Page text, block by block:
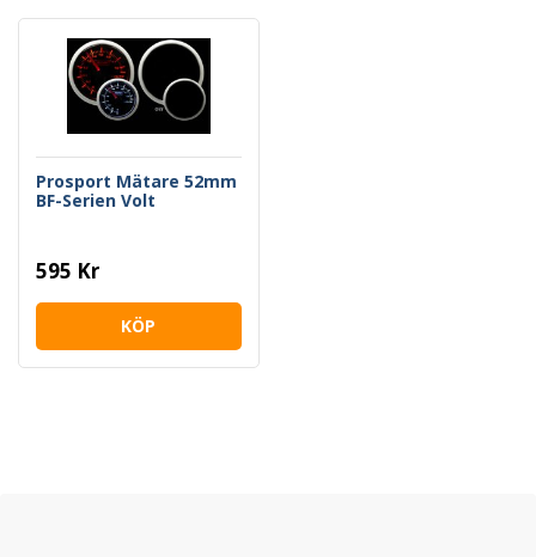
Prosport Mätare 52mm
BF-Serien Volt
595 Kr
KÖP